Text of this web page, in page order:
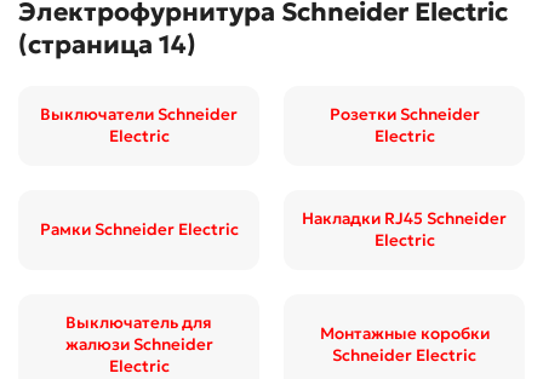
Электрофурнитура Schneider Electric
(страница 14)
Выключатели Schneider
Electric
Розетки Schneider
Electric
Рамки Schneider Electric
Накладки RJ45 Schneider
Electric
Выключатель для
жалюзи Schneider
Electric
Монтажные коробки
Schneider Electric